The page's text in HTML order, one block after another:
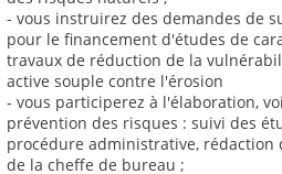
- vous instruirez des demandes de
pour le financement d'études de
travaux de réduction de la
active souple contre l'érosion
- vous participerez à l'élaboration,
prévention des risques : suivi des
procédure administrative, rédaction
de la cheffe de bureau ;